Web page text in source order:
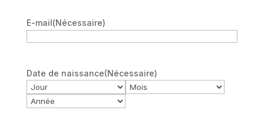
E-mail(Nécessaire)
Date de naissance(Nécessaire)
Jour
Mois
Année